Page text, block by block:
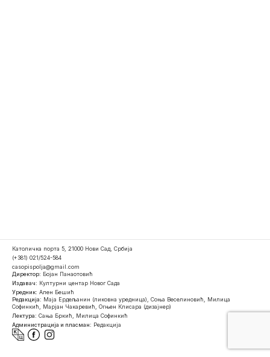
Католичка порта 5, 21000 Нови Сад, Србија
(+381) 021/524-584
casopispolja@gmail.com
Директор: Бојан Панаотовић
Издавач: Културни центар Новог Сада
Уредник: Ален Бешић
Редакција: Маја Ердељанин (ликовна уредница), Соња Веселиновић, Милица
Софинкић, Марјан Чакаревић, Огњен Клисара (дизајнер)
Лектура: Сања Бркић, Милица Софинкић
Администрација и пласман: Редакција